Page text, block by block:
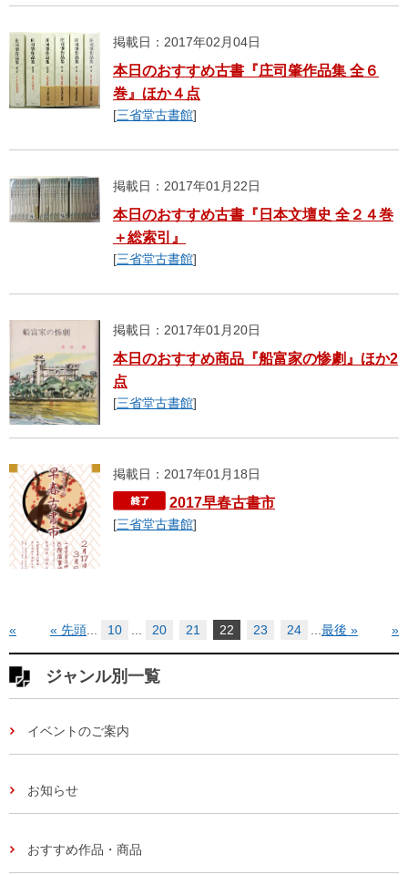
掲載日：2017年02月04日
本日のおすすめ古書『庄司肇作品集 全６
巻』ほか４点
[三省堂古書館]
掲載日：2017年01月22日
本日のおすすめ古書『日本文壇史 全２４巻
＋総索引』
[三省堂古書館]
掲載日：2017年01月20日
本日のおすすめ商品『船富家の惨劇』ほか2
点
[三省堂古書館]
掲載日：2017年01月18日
2017早春古書市
[三省堂古書館]
« 先頭
« ... 10 ... 20 21 22 23 24 ... »
最後 »
ジャンル別一覧
イベントのご案内
お知らせ
おすすめ作品・商品